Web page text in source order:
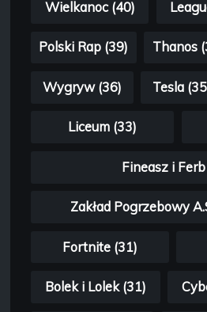
Wielkanoc (40)
Polski Rap (39) Thanos
Wygryw (36) Tesla
Liceum (33)
Fineasz i
Zakład Pogrzebowy
Fortnite (31)
Bolek i Lolek (31)